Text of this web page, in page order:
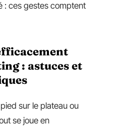
: ces gestes comptent
: astuces et
sur le plateau ou
se joue en